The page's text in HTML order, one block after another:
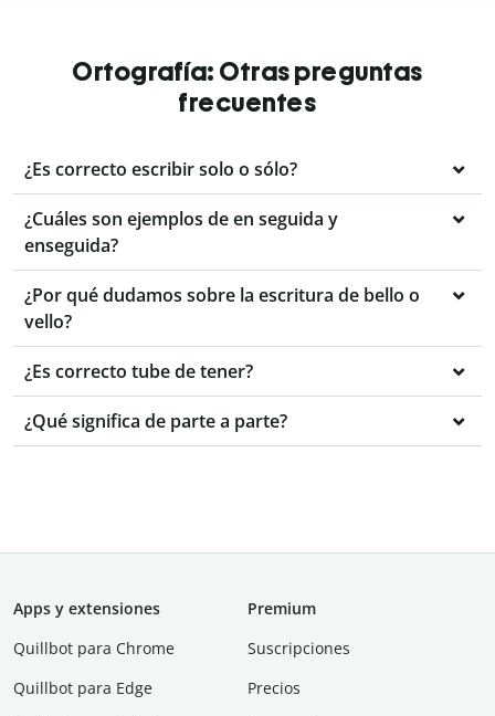
Ortografía: Otras preguntas
frecuentes
¿Es correcto escribir solo o sólo?
¿Cuáles son ejemplos de en seguida y
enseguida?
¿Por qué dudamos sobre la escritura de bello o
vello?
¿Es correcto tube de tener?
¿Qué significa de parte a parte?
Apps y extensiones
Quillbot para Chrome
Quillbot para Edge
Premium
Suscripciones
Precios